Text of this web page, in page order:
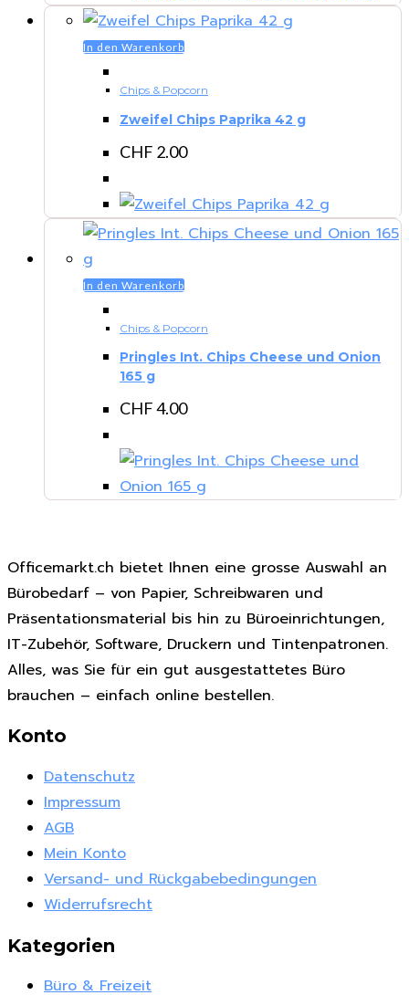
In den Warenkorb
Chips & Popcorn
Zweifel Chips Paprika 42 g
CHF 2.00
In den Warenkorb
Chips & Popcorn
Pringles Int. Chips Cheese und Onion
165 g
CHF4.00
Officemarkt.ch bietet Ihnen eine grosse Auswahl an
Bürobedarf – von Papier, Schreibwaren und
Präsentationsmaterial bis hin zu Büroeinrichtungen,
IT-Zubehör, Software, Druckern und Tintenpatronen.
Alles, was Sie für ein gut ausgestattetes Büro
brauchen – einfach online bestellen.
Konto
Datenschutz
Impressum
AGB
Mein Konto
Versand- und Rückgabebedingungen
Widerrufsrecht
Kategorien
Büro & Freizeit